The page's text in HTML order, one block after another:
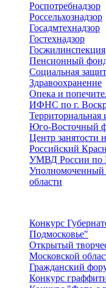
Роспотребнадзор
Россельхознадзор
Госадмтехнадзор
Гостехнадзор
Госжилинспекция
Пенсионный
Социальная
Здравоохранение
Опека и
ИФНС по г.
Территориальная
Юго-Восточный
Центр занятости
Российский
УМВД России по
Уполномоченный
области
Конкурс
Подмосковье"
Открытый
Московской
Гражданский
Конкурс